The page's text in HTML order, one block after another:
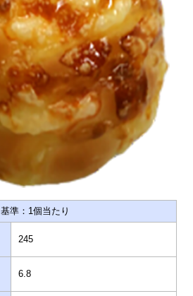
基準：1個当たり
245
6.8